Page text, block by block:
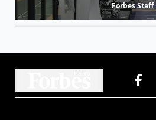
Forbes Staff